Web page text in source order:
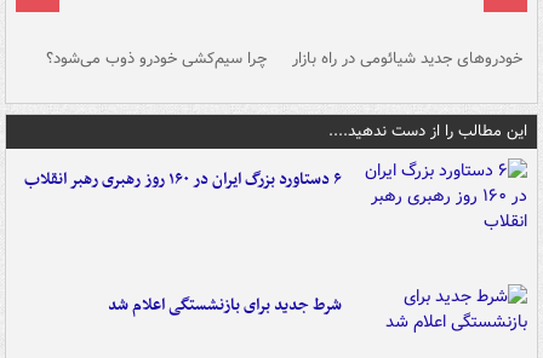
خودروهای جدید شیائومی در راه بازار چرا سیم‌کشی خودرو ذوب می‌شود؟
این مطالب را از دست ندهید....
۶ دستاورد بزرگ ایران در ۱۶۰ روز رهبری رهبر انقلاب
شرط جدید برای بازنشستگی اعلام شد